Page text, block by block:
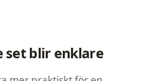
set blir enklare